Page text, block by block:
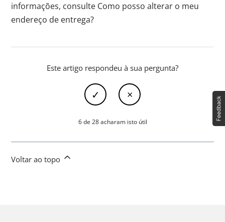
informações, consulte Como posso alterar o meu
endereço de entrega?
Este artigo respondeu à sua pergunta?
6 de 28 acharam isto útil
Voltar ao topo